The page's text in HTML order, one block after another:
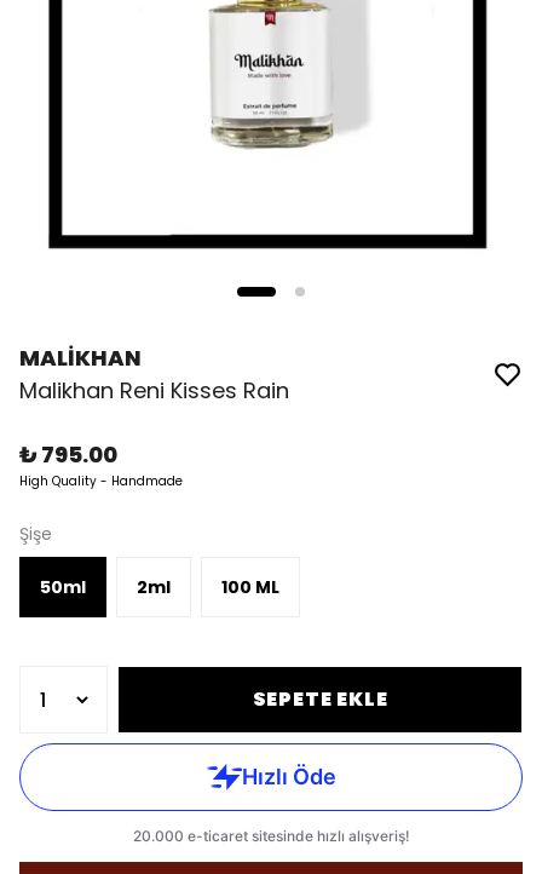
MALİKHAN
Malikhan Reni Kisses Rain
₺ 795.00
High Quality - Handmade
Şişe
50ml 2ml 100 ML
SEPETE EKLE